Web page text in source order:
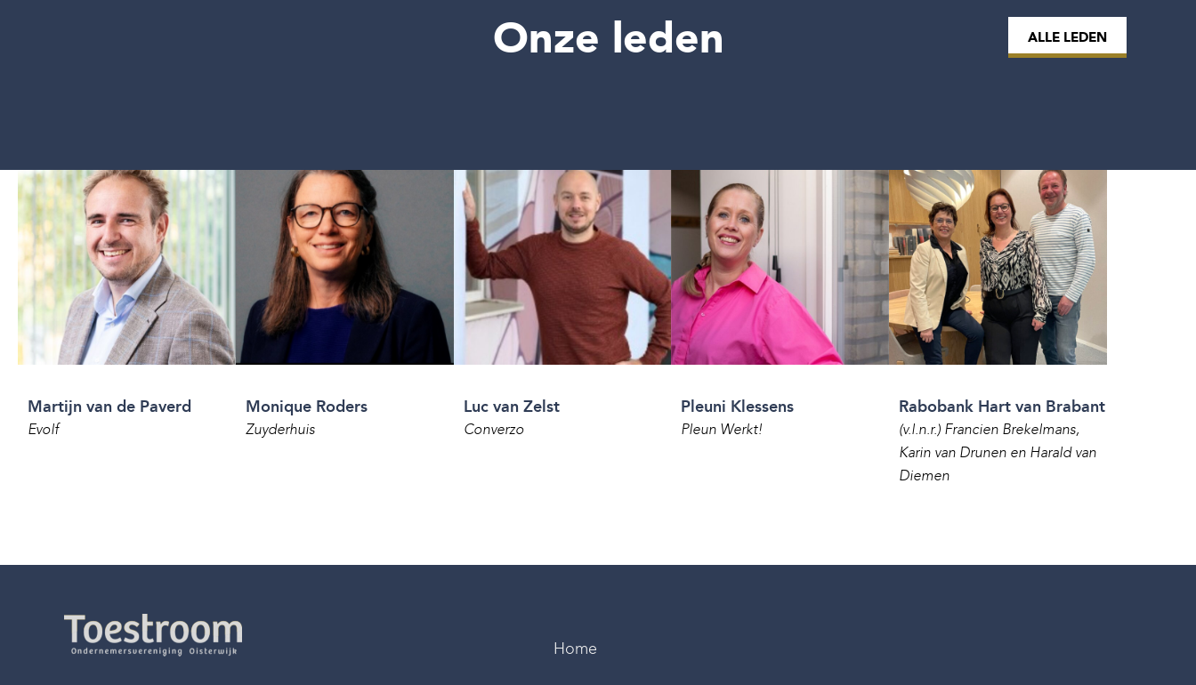
Onze leden ALLE LEDEN
Martijn van de Paverd
Evolf
Monique Roders
Zuyderhuis
Luc van Zelst
Converzo
Pleuni Klessens
Pleun Werkt!
Rabobank Hart van Brabant
(v.l.n.r.) Francien Brekelmans,
Karin van Drunen en Harald van
Diemen
Home